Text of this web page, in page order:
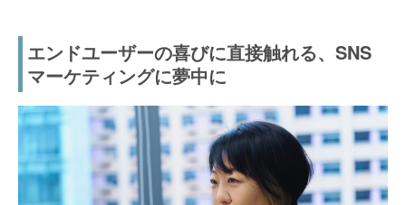
エンドユーザーの喜びに直接触れる、SNS
マーケティングに夢中に